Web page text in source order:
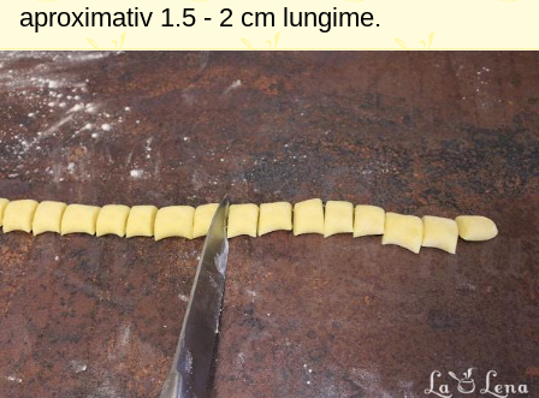
aproximativ 1.5 - 2 cm lungime.